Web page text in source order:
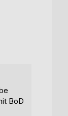
BoD